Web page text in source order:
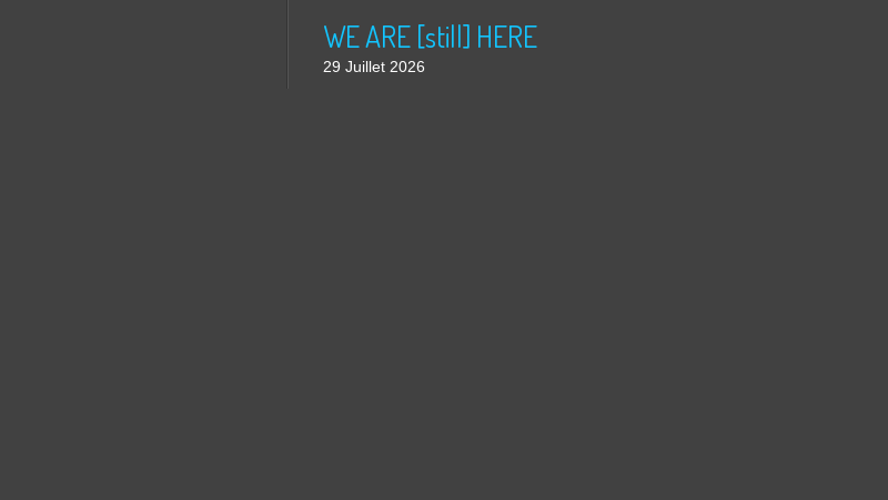
WE ARE [still] HERE
29 Juillet 2026